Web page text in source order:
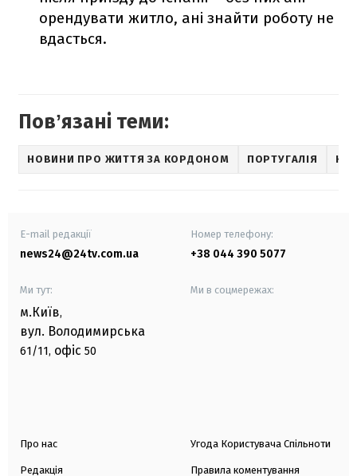
орендувати житло, ані знайти роботу не
вдасться.
Повʼязані теми:
НОВИНИ ПРО ЖИТТЯ ЗА КОРДОНОМ ПОРТУГАЛІЯ
E-mail редакції
news24@24tv.com.ua
Номер телефону:
+38 044 390 5077
Ми тут:
м.Київ,
вул. Володимирська
61/11, офіс 50
Ми в соцмережах:
Про нас
Редакція
Угода Користувача Спільноти
Правила коментування